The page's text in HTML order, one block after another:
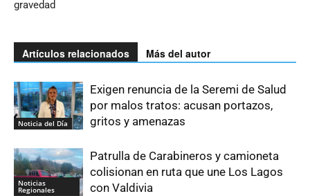
gravedad
Artículos relacionados Más del autor
Noticia del Día
Exigen renuncia de la Seremi de Salud
por malos tratos: acusan portazos,
gritos y amenazas
Noticias
Regionales
Patrulla de Carabineros y camioneta
colisionan en ruta que une Los Lagos
con Valdivia